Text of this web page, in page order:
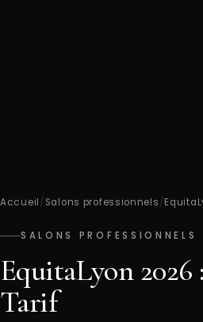
Accueil/ Salons professionnels/
SALONS PROFESSIONNELS
EquitaLyon 2026
Tarif